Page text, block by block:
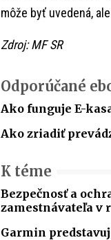
môže byť uvedená,
Zdroj: MF SR
Odporúčané
Ako funguje E-
Ako zriadiť
K téme
Bezpečnosť a
zamestnávateľa v
Garmin